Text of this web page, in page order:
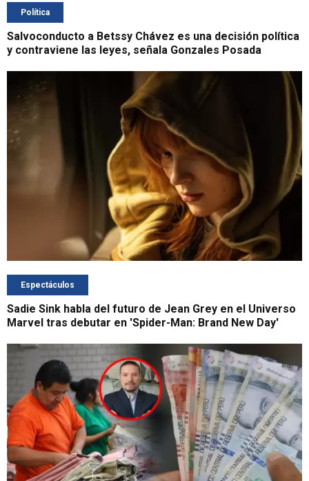
Política
Salvoconducto a Betssy Chávez es una decisión política
y contraviene las leyes, señala Gonzales Posada
Espectáculos
Sadie Sink habla del futuro de Jean Grey en el Universo
Marvel tras debutar en 'Spider-Man: Brand New Day'